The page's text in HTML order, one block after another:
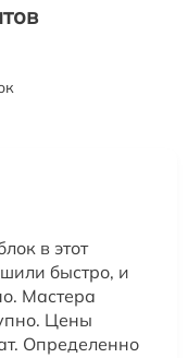
в этот
быстро, и
Мастера
Цены
Определенно